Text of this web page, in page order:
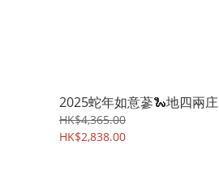
2025蛇年如意蔘🐍地四兩庄
HK$4,365.00
HK$2,838.00